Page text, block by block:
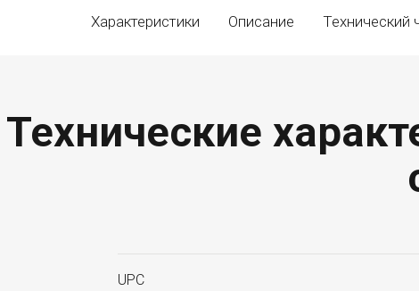
Характеристики Описание Технический
Технические
UPC